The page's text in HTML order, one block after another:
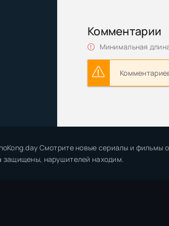
Хищник: Планета
| HDR | Dolby Vision |
Хищник: Планета
Dolby Vision P8 | D
Хищник: Планета
Хищник: Планета
Комментарии
Минимальная
Смотрите новые сериалы и фильмы
защищены, нарушителей находим.